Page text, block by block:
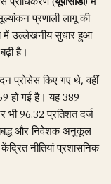
प्रणाली लागू की
में उल्लेखनीय सुधार हुआ
है।
प्रोसेस किए गए थे, वहीं
हो गई है। यह 389
भी 96.32 प्रतिशत दर्ज
और निवेशक अनुकूल
नीतियां प्रशासनिक